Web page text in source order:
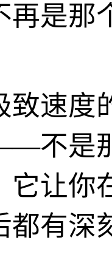
再是那
致速度
不是
它让你
都有深